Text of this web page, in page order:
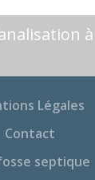
à
Légales
Contact
septique